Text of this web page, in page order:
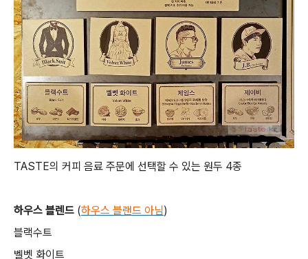
TASTE의 커피 음료 주문에 선택할 수 있는 원두 4종
하우스 블렌드 (하우스 블랜드 아님)
블랙수트
벨벳 화이트